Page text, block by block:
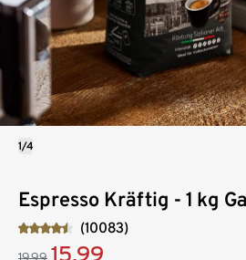
Espresso Kräftig - 1 kg
(10083)
19,99 15,99
1/4